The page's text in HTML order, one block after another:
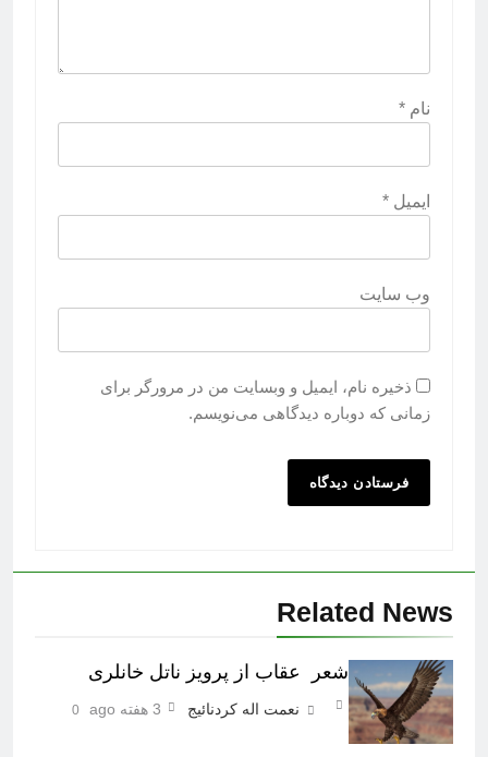
نام *
ایمیل *
وب‌ سایت
ذخیره نام، ایمیل و وبسایت من در مرورگر برای
زمانی که دوباره دیدگاهی می‌نویسم.
Related News
شعر عقاب از پرویز ناتل خانلری
نعمت اله کردنائیج 3 هفته ago 0